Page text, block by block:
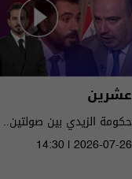
عشرين
حكومة الزيدي بين
14:30 | 2026-07-26